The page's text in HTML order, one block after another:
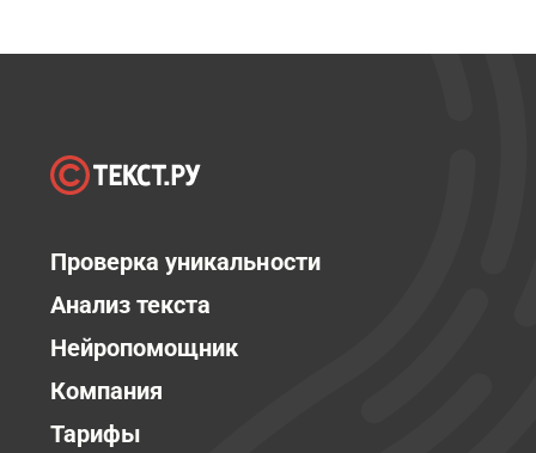
Проверка уникальности
Анализ текста
Нейропомощник
Компания
Тарифы